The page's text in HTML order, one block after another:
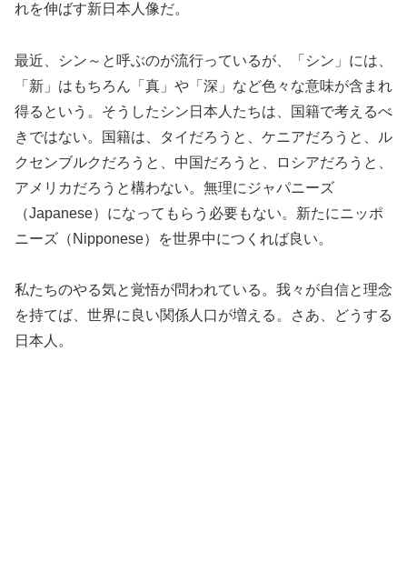
れを伸ばす新日本人像だ。
最近、シン～と呼ぶのが流行っているが、「シン」には、
「新」はもちろん「真」や「深」など色々な意味が含まれ
得るという。そうしたシン日本人たちは、国籍で考えるべ
きではない。国籍は、タイだろうと、ケニアだろうと、ル
クセンブルクだろうと、中国だろうと、ロシアだろうと、
アメリカだろうと構わない。無理にジャパニーズ
（Japanese）になってもらう必要もない。新たにニッポ
ニーズ（Nipponese）を世界中につくれば良い。
私たちのやる気と覚悟が問われている。我々が自信と理念
を持てば、世界に良い関係人口が増える。さあ、どうする
日本人。